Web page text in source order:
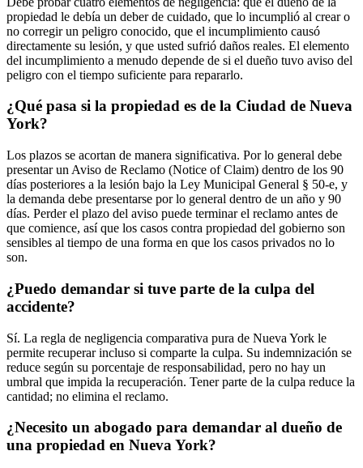
propiedad le debía un deber de cuidado, que lo incumplió al crear o
no corregir un peligro conocido, que el incumplimiento causó
directamente su lesión, y que usted sufrió daños reales. El elemento
del incumplimiento a menudo depende de si el dueño tuvo aviso del
peligro con el tiempo suficiente para repararlo.
¿Qué pasa si la propiedad es de la Ciudad de Nueva
York?
Los plazos se acortan de manera significativa. Por lo general debe
presentar un Aviso de Reclamo (Notice of Claim) dentro de los 90
días posteriores a la lesión bajo la Ley Municipal General § 50-e, y
la demanda debe presentarse por lo general dentro de un año y 90
días. Perder el plazo del aviso puede terminar el reclamo antes de
que comience, así que los casos contra propiedad del gobierno son
sensibles al tiempo de una forma en que los casos privados no lo
son.
¿Puedo demandar si tuve parte de la culpa del
accidente?
Sí. La regla de negligencia comparativa pura de Nueva York le
permite recuperar incluso si comparte la culpa. Su indemnización se
reduce según su porcentaje de responsabilidad, pero no hay un
umbral que impida la recuperación. Tener parte de la culpa reduce la
cantidad; no elimina el reclamo.
¿Necesito un abogado para demandar al dueño de
una propiedad en Nueva York?